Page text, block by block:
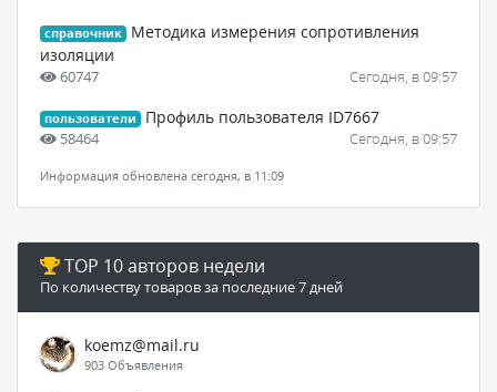
справочник
Методика измерения сопротивления
изоляции
60747 Сегодня, в 09:57
пользователи Профиль пользователя ID7667
58464 Сегодня, в 09:57
Информация обновлена сегодня, в 11:09
TOP 10 авторов недели
По количеству товаров за последние 7 дней
koemz@mail.ru
903 Объявления